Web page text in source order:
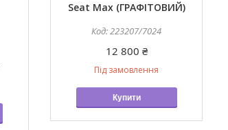
Seat Max (ГРАФІТОВИЙ)
223207/7024
12 800 ₴
Під замовлення
Купити